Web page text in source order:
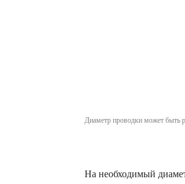
Диаметр проводки может быть
На необходимый